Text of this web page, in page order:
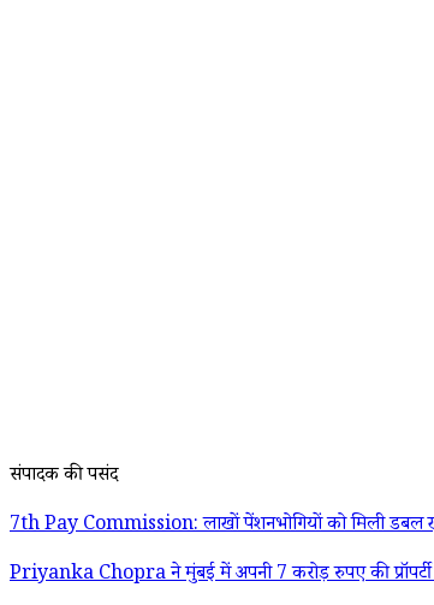
संपादक की पसंद
7th Pay Commission: लाखों पेंशनभोगियों को मिली डबल
Priyanka Chopra ने मुंबई में अपनी 7 करोड़ रुपए की